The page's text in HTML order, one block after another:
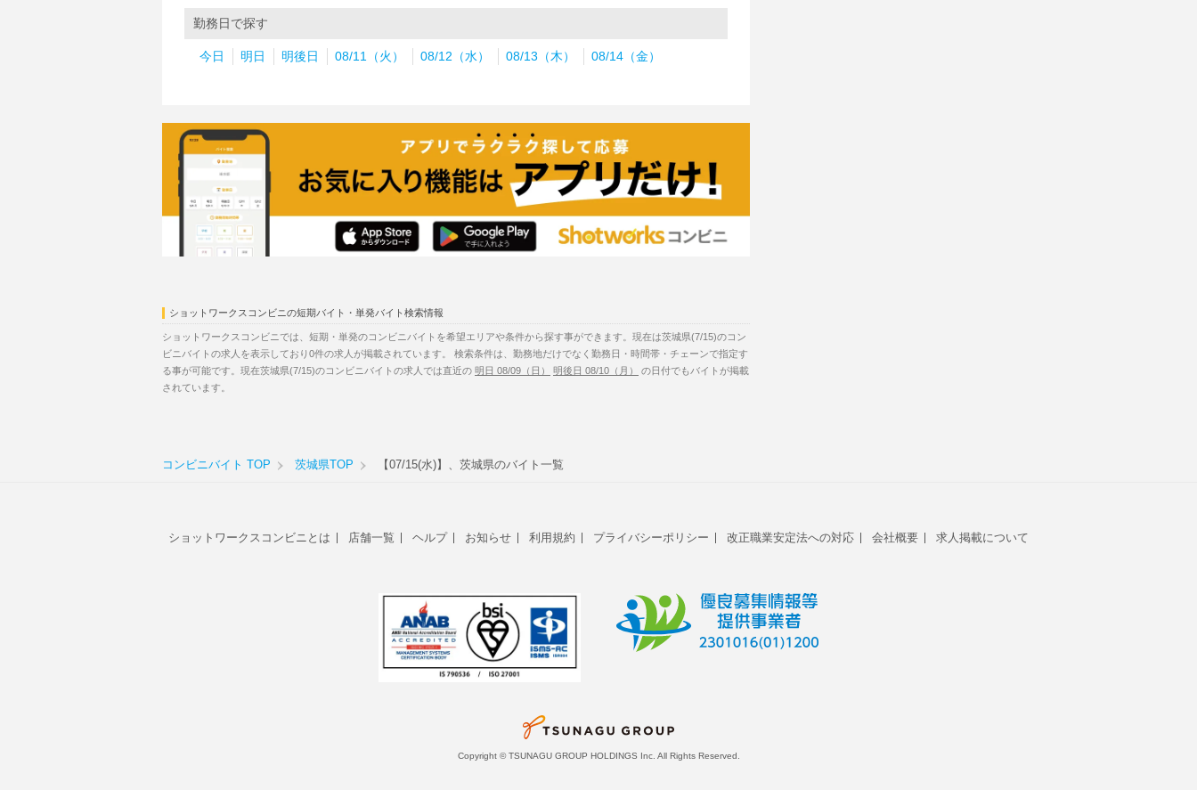
勤務日で探す
今日 明日 明後日 08/11（火） 08/12（水） 08/13（木） 08/14（金）
ショットワークスコンビニの短期バイト・単発バイト検索情報
ショットワークスコンビニでは、短期・単発のコンビニバイトを希望エリアや条件から探す事ができます。現在は茨城県(7/15)のコン
ビニバイトの求人を表示しており0件の求人が掲載されています。 検索条件は、勤務地だけでなく勤務日・時間帯・チェーンで指定す
る事が可能です。現在茨城県(7/15)のコンビニバイトの求人では直近の 明日 08/09（日） 明後日 08/10（月）
の日付でもバイトが掲載
されています。
コンビニバイト TOP 茨城県TOP 【07/15(水)】、茨城県のバイト一覧
ショットワークスコンビニとは 店舗一覧 ヘルプ お知らせ 利用規約 プライバシーポリシー 改正職業安定法への対応 会社概要 求人掲載について
Copyright © TSUNAGU GROUP HOLDINGS Inc. All Rights Reserved.